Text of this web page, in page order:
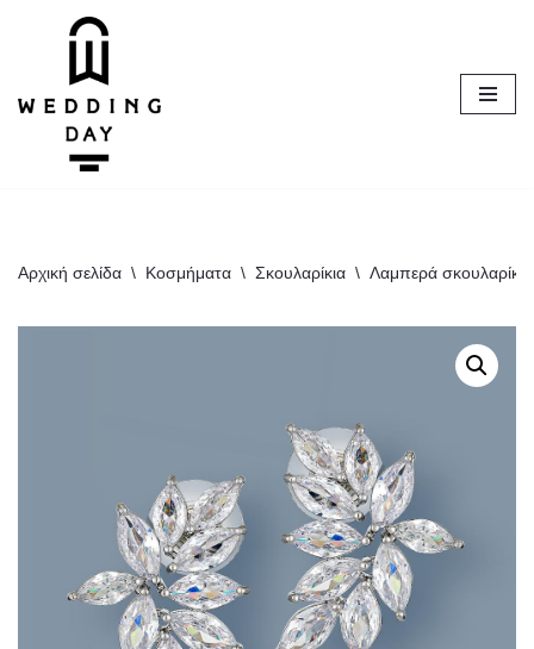
περιεχόμενο
Αρχική σελίδα \ Κοσμήματα \ Σκουλαρίκια \ Λαμπερά